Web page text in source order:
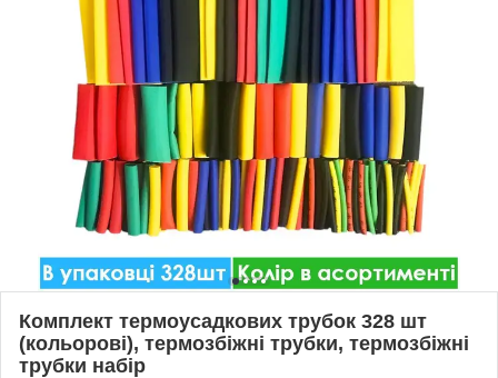
Комплект термоусадкових трубок 328 шт
(кольорові), термозбіжні трубки, термозбіжні
трубки набір